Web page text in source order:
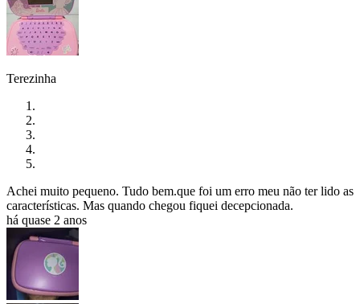
Terezinha
Achei muito pequeno. Tudo bem.que foi um erro meu não ter lido as
características. Mas quando chegou fiquei decepcionada.
há quase 2 anos